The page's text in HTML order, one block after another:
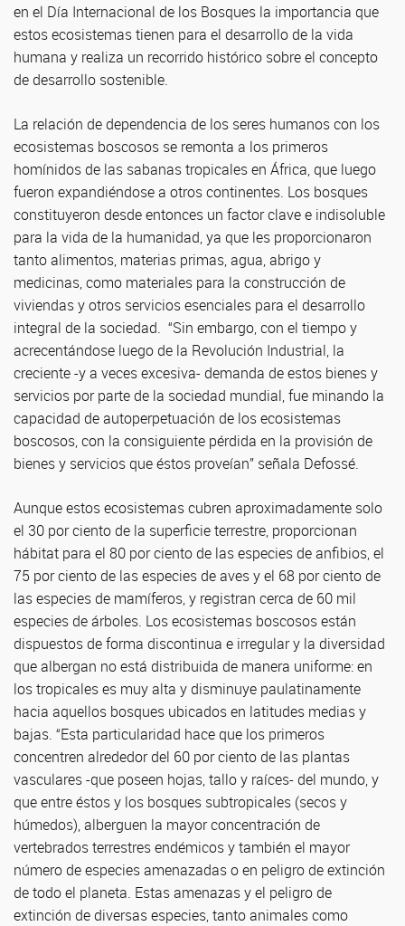
en el Día Internacional de los Bosques la importancia que
estos ecosistemas tienen para el desarrollo de la vida
humana y realiza un recorrido histórico sobre el concepto
de desarrollo sostenible.
La relación de dependencia de los seres humanos con los
ecosistemas boscosos se remonta a los primeros
homínidos de las sabanas tropicales en África, que luego
fueron expandiéndose a otros continentes. Los bosques
constituyeron desde entonces un factor clave e indisoluble
para la vida de la humanidad, ya que les proporcionaron
tanto alimentos, materias primas, agua, abrigo y
medicinas, como materiales para la construcción de
viviendas y otros servicios esenciales para el desarrollo
integral de la sociedad. “Sin embargo, con el tiempo y
acrecentándose luego de la Revolución Industrial, la
creciente -y a veces excesiva- demanda de estos bienes y
servicios por parte de la sociedad mundial, fue minando la
capacidad de autoperpetuación de los ecosistemas
boscosos, con la consiguiente pérdida en la provisión de
bienes y servicios que éstos proveían” señala Defossé.
Aunque estos ecosistemas cubren aproximadamente solo
el 30 por ciento de la superficie terrestre, proporcionan
hábitat para el 80 por ciento de las especies de anfibios, el
75 por ciento de las especies de aves y el 68 por ciento de
las especies de mamíferos, y registran cerca de 60 mil
especies de árboles. Los ecosistemas boscosos están
dispuestos de forma discontinua e irregular y la diversidad
que albergan no está distribuida de manera uniforme: en
los tropicales es muy alta y disminuye paulatinamente
hacia aquellos bosques ubicados en latitudes medias y
bajas. “Esta particularidad hace que los primeros
concentren alrededor del 60 por ciento de las plantas
vasculares -que poseen hojas, tallo y raíces- del mundo, y
que entre éstos y los bosques subtropicales (secos y
húmedos), alberguen la mayor concentración de
vertebrados terrestres endémicos y también el mayor
número de especies amenazadas o en peligro de extinción
de todo el planeta. Estas amenazas y el peligro de
extinción de diversas especies, tanto animales como